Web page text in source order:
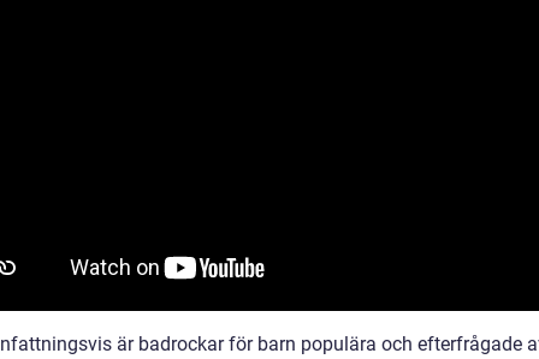
är badrockar för barn populära och efterfrågade